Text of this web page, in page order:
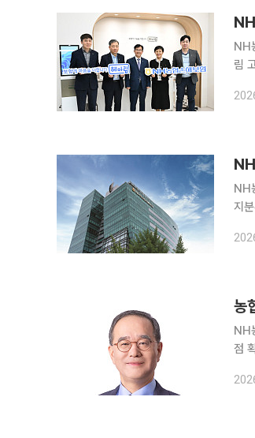
NH
림 고
마
NH
지분투자한다
가
농
NH
점 확대에 나선다. 30일
적